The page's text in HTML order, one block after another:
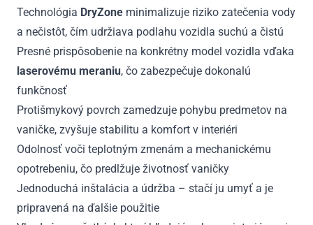
Technológia DryZone minimalizuje riziko zatečenia vody
a nečistôt, čím udržiava podlahu vozidla suchú a čistú
Presné prispôsobenie na konkrétny model vozidla vďaka
laserovému meraniu, čo zabezpečuje dokonalú
funkčnosť
Protišmykový povrch zamedzuje pohybu predmetov na
vaničke, zvyšuje stabilitu a komfort v interiéri
Odolnosť voči teplotným zmenám a mechanickému
opotrebeniu, čo predlžuje životnosť vaničky
Jednoduchá inštalácia a údržba – stačí ju umyť a je
pripravená na ďalšie použitie